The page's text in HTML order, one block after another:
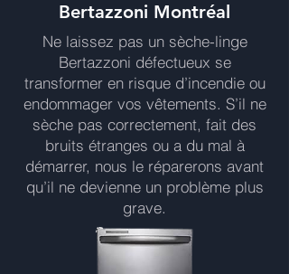
Bertazzoni Montréal
Ne laissez pas un sèche-linge
Bertazzoni défectueux se
transformer en risque d’incendie ou
endommager vos vêtements. S’il ne
sèche pas correctement, fait des
bruits étranges ou a du mal à
démarrer, nous le réparerons avant
qu’il ne devienne un problème plus
grave.